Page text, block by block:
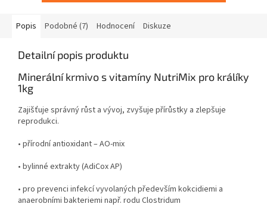
Popis Podobné (7) Hodnocení Diskuze
Detailní popis produktu
Minerální krmivo s vitamíny NutriMix pro králíky
1kg
Zajišťuje správný růst a vývoj, zvyšuje přírůstky a zlepšuje
reprodukci.
• přírodní antioxidant – AO-mix
• bylinné extrakty (AdiCox AP)
• pro prevenci infekcí vyvolaných především kokcidiemi a
anaerobními bakteriemi např. rodu Clostridum